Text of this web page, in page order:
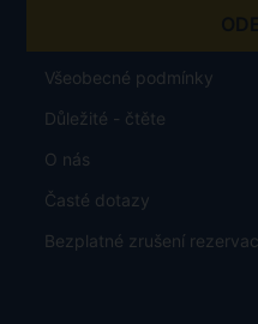
Všeobecné podmínky
Důležité - čtěte
O nás
Časté dotazy
Bezplatné zrušení